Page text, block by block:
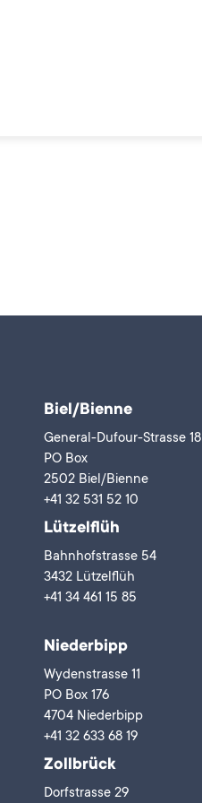
Biel/Bienne
General-Dufour-Strasse 18
PO Box
2502 Biel/Bienne
+41 32 531 52 10
Lützelflüh
Bahnhofstrasse 54
3432 Lützelflüh
+41 34 461 15 85
Niederbipp
Wydenstrasse 11
PO Box 176
4704 Niederbipp
+41 32 633 68 19
Zollbrück
Dorfstrasse 29